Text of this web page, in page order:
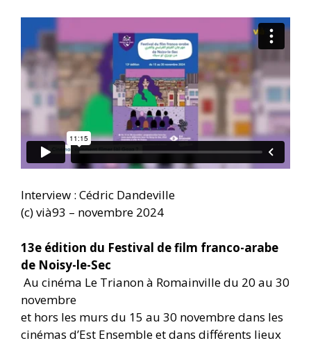
Interview : Cédric Dandeville
(c) vià93 – novembre 2024
13e édition du Festival de film franco-arabe
de Noisy-le-Sec
Au cinéma Le Trianon à Romainville du 20 au 30
novembre
et hors les murs du 15 au 30 novembre dans les
cinémas d’Est Ensemble et dans différents lieux